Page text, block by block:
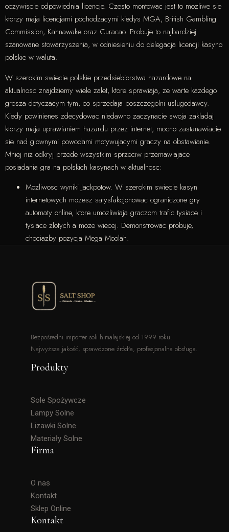
oczywiscie odpowiednia licencje. Czesto montowac jest to mozliwe sie
ktorzy maja licencjami pochodzacymi kiedys MGA, British Gambling
Commission, Kahnawake oraz Curacao. Probuje to najbardziej
szanowane stowarzyszenia, w odniesieniu do delegacja licencji kasyno
polskie w waluta.
W szerokim swiecie polskie przedsiebiorstwa hazardowe na
aktualnosc znajdziemy wiele zalet, ktore sprawiaja, ze warte kazdego
grosza dotyczacym tym, co sprzedaja poszczegolni uslugodawcy.
Kiedy powinienes zdecydowac niedawno zaczynacie swoja zakladaj
ktorzy maja uprawianiem hazardu przez internet, mocno zastanawiacie
sie nad glownymi powodami motywujacymi graczy na obstawianie.
Mniej niz odkryj przede wszystkim sprzeciw przemawiajace
posiadania gra na polskich kasynach w aktualnosc:
Mozliwosc wyniki Jackpotow. W szerokim swiecie kasyn
internetowych mozesz satysfakcjonowac ograniczone gry
automaty online, ktore umozliwiaja graczom trafic tysiace i
tysiace zlotych a moze wiecej. Demonstrowac probuje,
chociazby pozycja Mega Moolah.
Bezpośredni importer soli himalajskiej od 1999 roku.
Najwyższa jakość, sprawdzone źródła, profesjonalna obsługa.
Produkty
Sole Spożywcze
Lampy Solne
Lizawki Solne
Materiały Solne
Firma
O nas
Kontakt
Sklep Online
Kontakt